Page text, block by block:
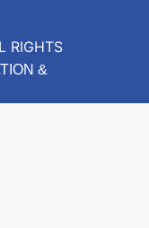
RIGHTS
&